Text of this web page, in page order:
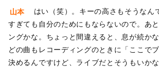
山本
はい（笑）。キーの高さもそうなん
すぎても自分のためにもならないので。あ
ングかな。ちょっと間違えると、息が続か
どの曲もレコーディングのときに「ここで
決めるんですけど、ライブだとそうもいか